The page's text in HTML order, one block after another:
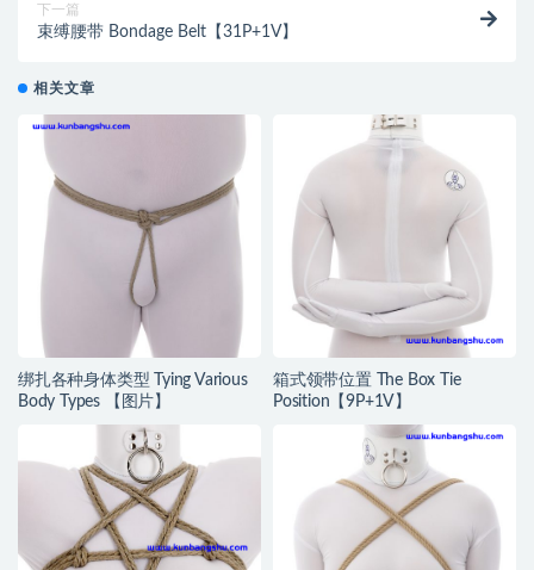
下一篇
束缚腰带 Bondage Belt【31P+1V】
相关文章
绑扎各种身体类型 Tying Various
Body Types 【图片】
箱式领带位置 The Box Tie
Position【9P+1V】